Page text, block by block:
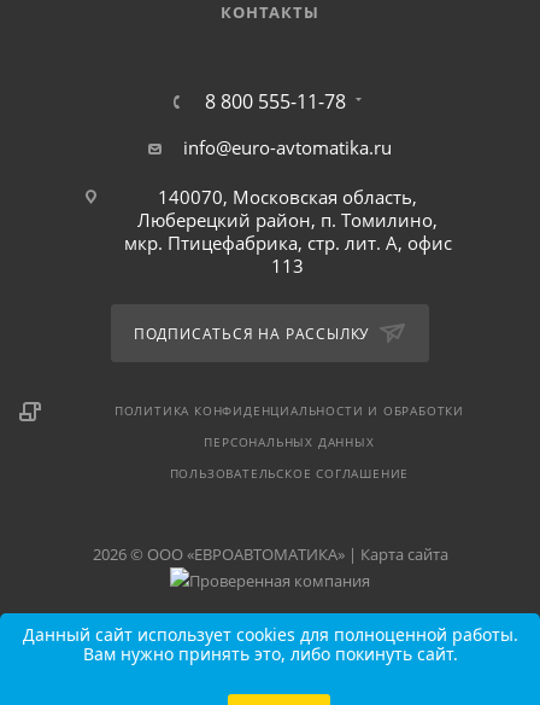
КОНТАКТЫ
8 800 555-11-78
info@euro-avtomatika.ru
140070, Московская область,
Люберецкий район, п. Томилино,
мкр. Птицефабрика, стр. лит. А, офис
113
ПОДПИСАТЬСЯ НА РАССЫЛКУ
ПОЛИТИКА КОНФИДЕНЦИАЛЬНОСТИ И ОБРАБОТКИ
ПЕРСОНАЛЬНЫХ ДАННЫХ
ПОЛЬЗОВАТЕЛЬСКОЕ СОГЛАШЕНИЕ
2026 © ООО «ЕВРОАВТОМАТИКА» | Карта сайта
Данный сайт использует cookies для полноценной работы.
Вам нужно принять это, либо покинуть сайт.